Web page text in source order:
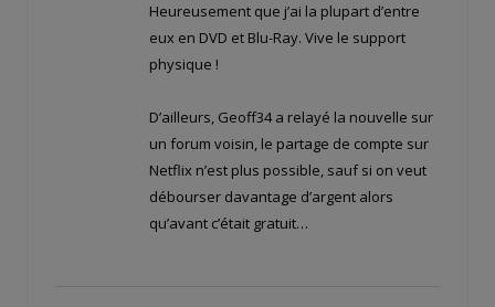
Heureusement que j’ai la plupart d’entre
eux en DVD et Blu-Ray. Vive le support
physique !
D’ailleurs, Geoff34 a relayé la nouvelle sur
un forum voisin, le partage de compte sur
Netflix n’est plus possible, sauf si on veut
débourser davantage d’argent alors
qu’avant c’était gratuit…